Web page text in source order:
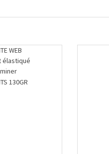
WEB
élastiqué